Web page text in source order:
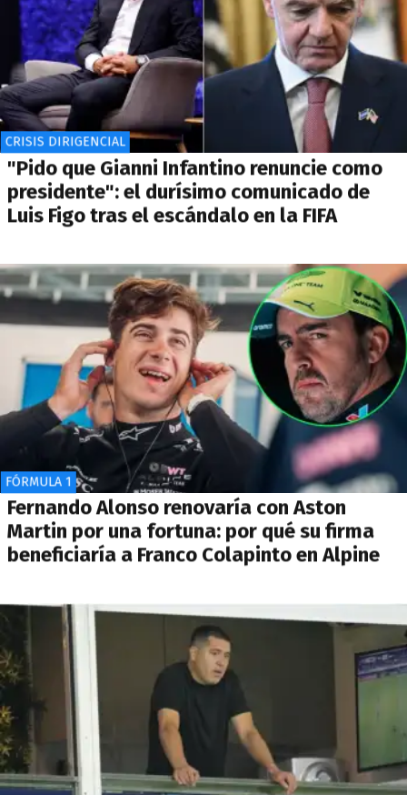
CRISIS DIRIGENCIAL
"Pido que Gianni Infantino renuncie como
presidente": el durísimo comunicado de
Luis Figo tras el escándalo en la FIFA
FÓRMULA 1
Fernando Alonso renovaría con Aston
Martin por una fortuna: por qué su firma
beneficiaría a Franco Colapinto en Alpine